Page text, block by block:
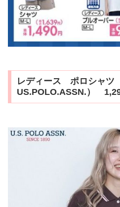
レディース ポロシャツ
US.POLO.ASSN.）